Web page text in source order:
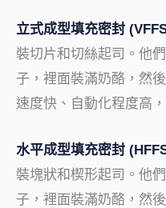
立式成型填充密封
裝切片和切絲起司。他
子，裡面裝滿奶酪，然
速度快、自動化程度高
水平成型填充密封
裝塊狀和楔形起司。他
子，裡面裝滿奶酪，然